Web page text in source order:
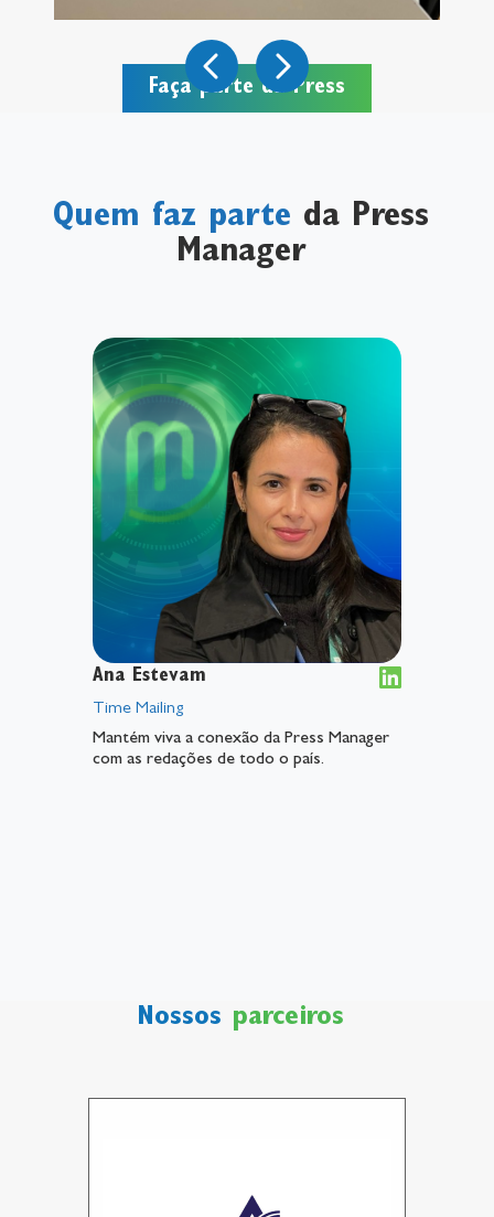
Faça parte da Press
Quem faz parte da Press
Manager
Ana Estevam
Time Mailing
Mantém viva a conexão da Press Manager
com as redações de todo o país.
Nossos parceiros